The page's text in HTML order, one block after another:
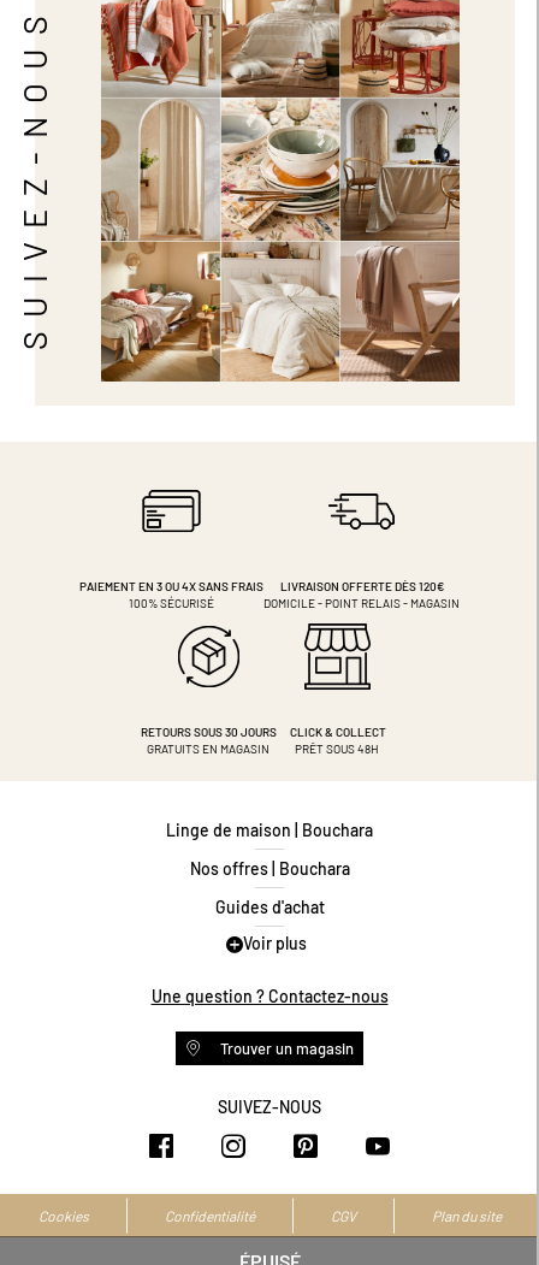
SUIVEZ-NOUS
PAIEMENT EN 3 OU 4XSANS FRAIS
100% SÉCURISÉ
LIVRAISON OFFERTE DÈS 120€
DOMICILE - POINT RELAIS - MAGASIN
RETOURS SOUS 30 JOURS
GRATUITS EN MAGASIN
CLICK & COLLECT
PRÊT SOUS 48H
Linge de maison | Bouchara
Nos offres | Bouchara
Guides d'achat
Guide des tailles
Programme de fidélité
Conditions des offres
Livraison et retours
Accessibilité numérique
La marque
Voir plus
Une question ? Contactez-nous
Trouver un magasin
SUIVEZ-NOUS
https://www.facebook.com/
https://https://
Cookies Confidentialité CGV Plan du site